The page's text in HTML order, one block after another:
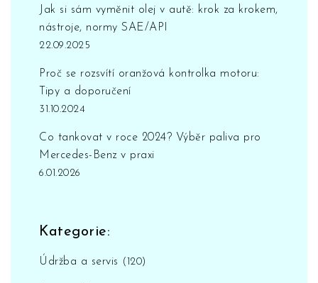
Jak si sám vyměnit olej v autě: krok za krokem,
nástroje, normy SAE/API
22.09.2025
Proč se rozsvítí oranžová kontrolka motoru:
Tipy a doporučení
31.10.2024
Co tankovat v roce 2024? Výběr paliva pro
Mercedes-Benz v praxi
6.01.2026
Kategorie:
Údržba a servis (120)